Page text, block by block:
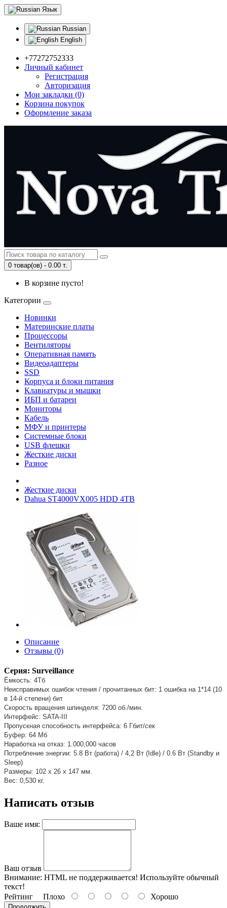
Язык
Russian
English
+77272752333
Личный кабинет
Регистрация
Авторизация
Мои закладки (0)
Корзина покупок
Оформление заказа
0 товар(ов) - 0.00 т.
В корзине пусто!
Категории
Новинки
Материнские платы
Процессоры
Вентиляторы
Оперативная память
Видеоадаптеры
SSD
Корпуса и блоки питания
Клавиатуры и мышки
ИБП и батареи
Мониторы
Кабель
МФУ и принтеры
Системные блоки
USB флешки
Жесткие диски
Разное
Жесткие диски
Dahua ST4000VX005 HDD 4TB
Описание
Отзывы (0)
Серия: Surveillance
Ёмкость: 4Тб
Неисправимых ошибок чтения / прочитанных бит: 1 ошибка на 1*14 (10
в 14-й степени) бит
Скорость вращения шпинделя: 7200 об./мин.
Интерфейс: SATA-III
Пропускная способность интерфейса: 6 Гбит/сек
Буфер: 64 Мб
Наработка на отказ: 1.000,000 часов
Потребление энергии: 5.8 Вт (работа) / 4,2 Вт (Idle) / 0.6 Вт (Standby и
Sleep)
Размеры: 102 x 26 x 147 мм.
Вес: 0,530 кг.
Написать отзыв
Ваше имя:
Ваш отзыв
Внимание: HTML не поддерживается! Используйте обычный
текст!
Рейтинг Плохо Хорошо